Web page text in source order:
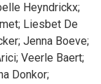
Heyndrickx;
; Liesbet De
; Jenna Boeve;
; Veerle Baert;
Donkor;